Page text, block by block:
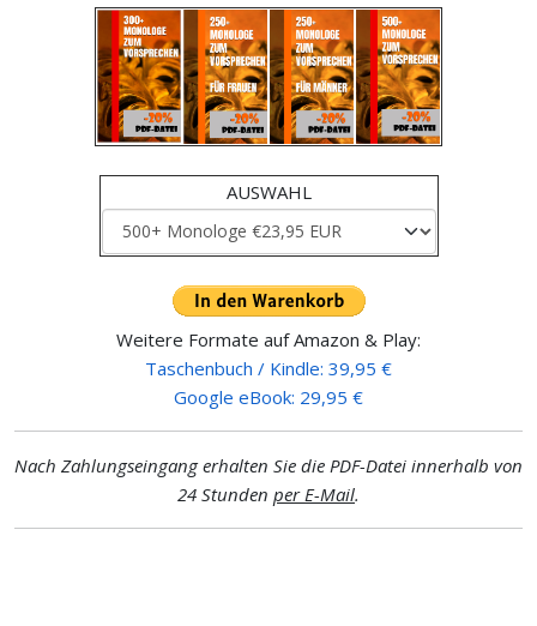
AUSWAHL
Weitere Formate auf Amazon & Play:
Taschenbuch / Kindle: 39,95 €
Google eBook: 29,95 €
Nach Zahlungseingang erhalten Sie die PDF-Datei innerhalb von
24 Stunden per E-Mail.